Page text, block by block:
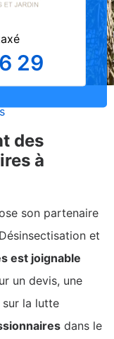
29
des
à
son partenaire
et
est joignable
un devis, une
sur la lutte
dans le